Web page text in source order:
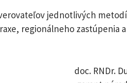
jednotlivých
regionálneho zastúpenia
v. r. doc. RNDr. Dušan